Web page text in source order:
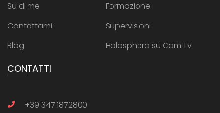
Su di me
Formazione
Contattami
Supervisioni
Blog
Holosphera su Cam.Tv
CONTATTI
+39 347 1872800